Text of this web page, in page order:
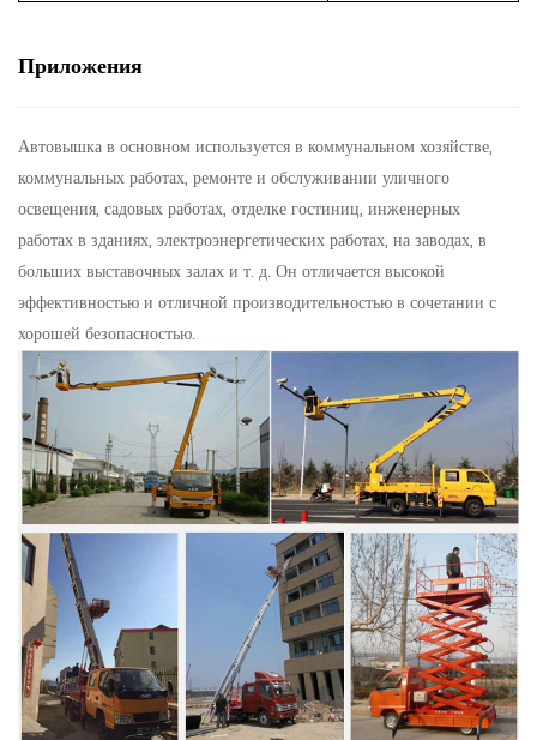
Приложения
Автовышка в основном используется в коммунальном хозяйстве,
коммунальных работах, ремонте и обслуживании уличного
освещения, садовых работах, отделке гостиниц, инженерных
работах в зданиях, электроэнергетических работах, на заводах, в
больших выставочных залах и т. д. Он отличается высокой
эффективностью и отличной производительностью в сочетании с
хорошей безопасностью.